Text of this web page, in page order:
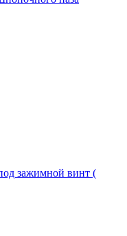
зажимной винт (